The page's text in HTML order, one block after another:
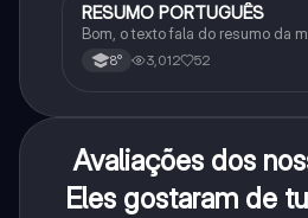
Português
RESUMO PORTUGUÊS
Bom, o texto fala do resumo da
8° 3,012 52
Avaliações dos
Eles gostaram de